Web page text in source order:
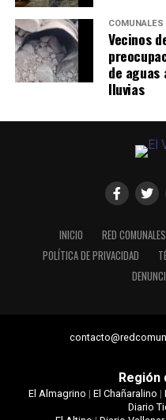
COMUNALES
Vecinos
de
lluvias
INICIO RED COMUNALES
POLÍTICA DE PRIVACIDAD
Región
El Almagrino | El Chañaralino |
Diario